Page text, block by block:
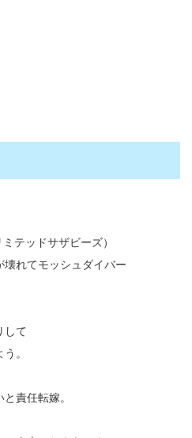
テッドサザビーズ）
壊れてモッシュダイバー
して
。
責任転嫁。